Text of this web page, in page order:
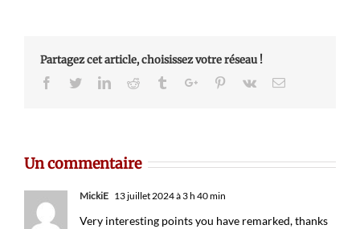
Partagez cet article, choisissez votre réseau !
Facebook
TwitterLinkedinReddit TumblrGoogle+Pinterest
Vk Email
Un commentaire
MickiE 13 juillet 2024 à 3 h 40 min
Very interesting points you have remarked, thanks